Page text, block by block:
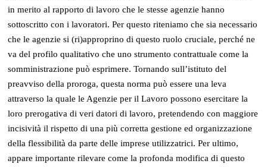
in merito al rapporto di lavoro che le stesse agenzie hanno
sottoscritto con i lavoratori. Per questo riteniamo che sia necessario
che le agenzie si (ri)approprino di questo ruolo cruciale, perché ne
va del profilo qualitativo che uno strumento contrattuale come la
somministrazione può esprimere. Tornando sull’istituto del
preavviso della proroga, questa norma può essere una leva
attraverso la quale le Agenzie per il Lavoro possono esercitare la
loro prerogativa di veri datori di lavoro, pretendendo con maggiore
incisività il rispetto di una più corretta gestione ed organizzazione
della flessibilità da parte delle imprese utilizzatrici. Per ultimo,
appare importante rilevare come la profonda modifica di questo